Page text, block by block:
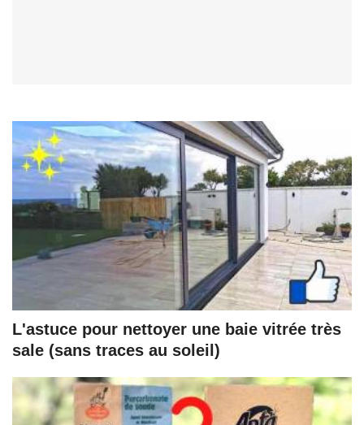
L'astuce pour nettoyer une baie vitrée très
sale (sans traces au soleil)